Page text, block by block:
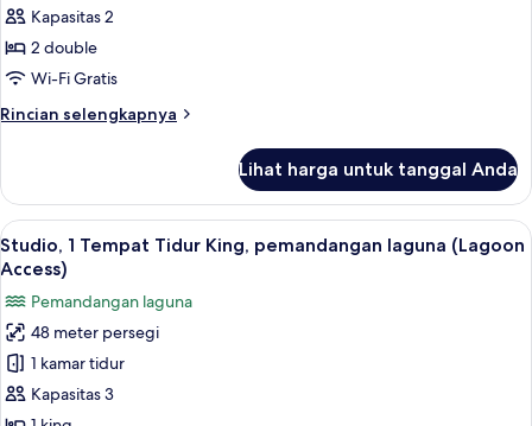
Tempat
Tidur
Double,
laguna
Kapasitas 2
2 double
Wi-Fi Gratis
Rincian selengkapnya
Rincian
Kamar,
Tempat
Tidur
Double,
pemandangan
laguna
(Lagoon
Access)
Lihat harga untuk tanggal Anda
Lihat
semua
untuk
Studio,
Tempat
Studio, 1 Tempat Tidur King,
6
Studio, 1 Tempat Tidur King, pemandangan laguna (Lagoon
Access)
Pemandangan laguna
48 meter persegi
1 kamar tidur
Kapasitas 3